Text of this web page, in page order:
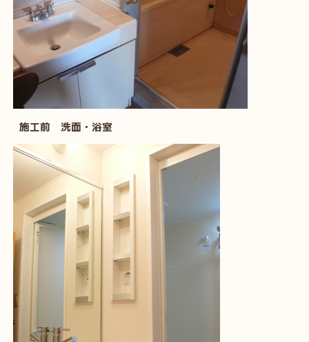
施工前 洗面・浴室